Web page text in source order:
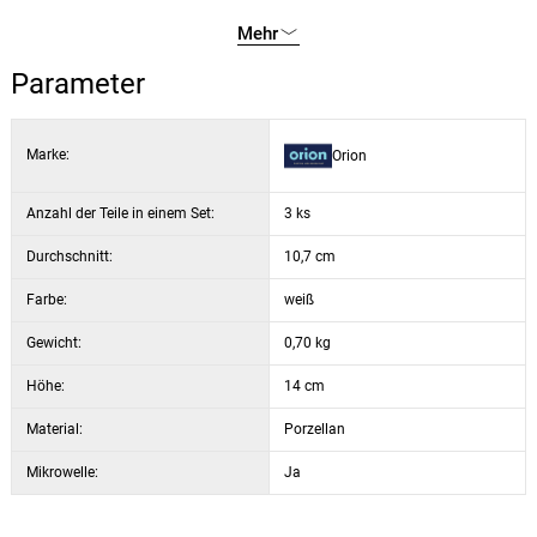
Fassungsvermögen der Tasse: 280 ml
Gewicht: 698 g
Mehr
Parameter
Marke: Orion
Anzahl der Teile in einem Set: 3 ks
Durchschnitt: 10,7 cm
Farbe: weiß
Gewicht: 0,70 kg
Höhe: 14 cm
Material: Porzellan
Mikrowelle: Ja